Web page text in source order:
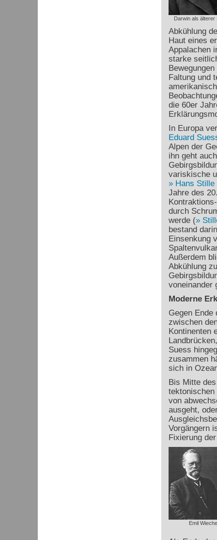
Darwin als älterer
Abkühlung
Haut eines
Appalachen
starke
Faltung und
die 60er
In Europa
Eduard
Alpen der
ihn geht
variskische
Hans Stille
Jahre des
durch
werde (
bestand
Einsenkung
Außerdem
Abkühlung
voneinander
Moderne
Gegen Ende
zwischen
Kontinenten
Suess
zusammen
sich in
Bis Mitte
tektonischen
von
ausgeht,
Vorgängern
Fixierung
Emil